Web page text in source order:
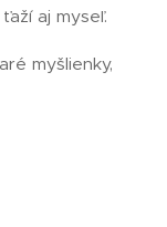
aj myseľ.
myšlienky,